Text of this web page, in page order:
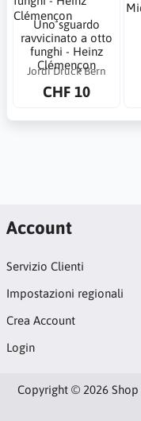
Uno sguardo
ravvicinato a otto
funghi - Heinz
Clémençon
Jordi Druck Bern
CHF 10
Account
Servizio Clienti
Impostazioni regionali
Crea Account
Login
Copyright © 2026 Shop